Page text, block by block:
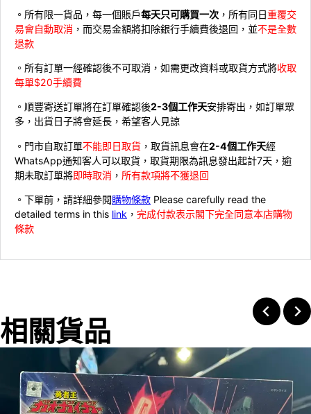
。所有限一貨品，每一個賬戶每天只可購買一次 ，所有同日重覆交
易會自動取消 ，而交易金額將扣除銀行手續費後退回，並不是全數
退款
。所有訂單一經確認後不可取消，如需更改資料或取貨方式將收取
每單$20手續費
。順豐寄送訂單將在訂單確認後2-3個工作天安排寄出，如訂單眾
多，出貨日子將會延長，希望客人見諒
。門市自取訂單不能即日取貨 ，取貨訊息會在2-4個工作天經
WhatsApp通知客人可以取貨，取貨期限為訊息發出起計7天，逾
期未取訂單將即時取消 ， 所有款項將不獲退回
。下單前，請詳細參閱購物條款 Please carefully read the
detailed terms in this link ， 完成付款表示閣下完全同意本店購物
條款
相關貨品